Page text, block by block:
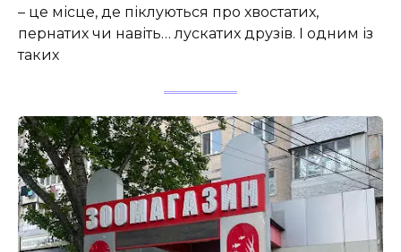
– це місце, де піклуються про хвостатих,
пернатих чи навіть… лускатих друзів. І одним із
таких